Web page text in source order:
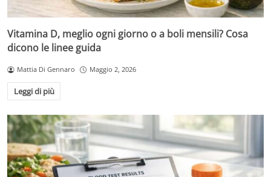
Vitamina D, meglio ogni giorno o a boli mensili? Cosa
dicono le linee guida
Mattia Di Gennaro Maggio 2, 2026
Leggi di più